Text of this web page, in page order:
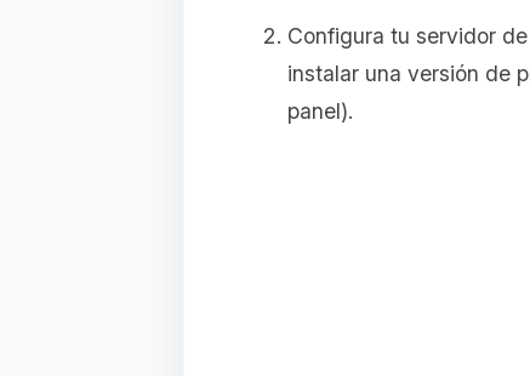
Configura tu servidor
instalar una versión de
panel).